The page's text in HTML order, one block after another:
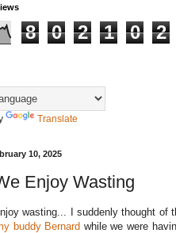
8 0 2 1 0 2
Translate
10, 2025
Enjoy Wasting
wasting... I suddenly thought of
buddy Bernard while we were